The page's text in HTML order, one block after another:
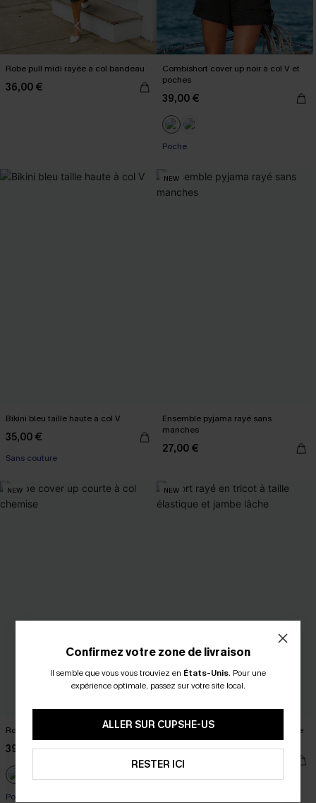
Robe pull midi rayée à col bandeau
36,00 €
Combishort cover up noir à col V et
poches
39,00 €
Poche
Bikini bleu taille haute à col V
35,00 €
Sans couture
NEW
Ensemble pyjama rayé sans
manches
27,00 €
NEW
Robe cover up courte à col chemise
39,00 €
Poche
NEW
Short rayé en tricot à taille élastique
et jambe lâche
29,00 €
Taille haute
Confirmez votre zone de livraison
Il semble que vous vous trouviez en États-Unis. Pour une
expérience optimale, passez sur votre site local.
ALLER SUR CUPSHE-US
RESTER ICI